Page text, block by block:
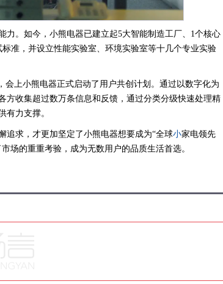
力。如今，小熊电器已建立起5大智能制造工厂、1个核心
准，并设立性能实验室、环境实验室等十几个专业实验
会上小熊电器正式启动了用户共创计划。通过以数字化为
方收集超过数万条信息和反馈，通过分类分级快速处理精
有力支撑。
追求，才更加坚定了小熊电器想要成为“全球小家电领先
场的重重考验，成为无数用户的品质生活首选。